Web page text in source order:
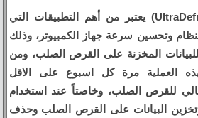
برنامج الترا ديفراج (UltraDefrag) يعتبر من أهم التطبيقات التي
وتحسين سرعة جهاز الكمبيوتر، وذلك
المخزنة على القرص الصلب، ومن
العملية مرة كل اسبوع على الاقل
للقرص الصلب، وخاصتاً عند استخدام
البيانات على القرص الصلب وحذف